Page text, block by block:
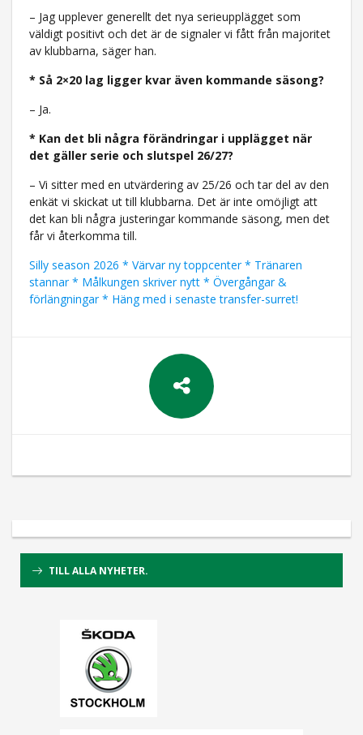
– Jag upplever generellt det nya serieupplägget som
väldigt positivt och det är de signaler vi fått från majoritet
av klubbarna, säger han.
* Så 2×20 lag ligger kvar även kommande säsong?
– Ja.
* Kan det bli några förändringar i upplägget när
det gäller serie och slutspel 26/27?
– Vi sitter med en utvärdering av 25/26 och tar del av den
enkät vi skickat ut till klubbarna. Det är inte omöjligt att
det kan bli några justeringar kommande säsong, men det
får vi återkomma till.
Silly season 2026 * Värvar ny toppcenter * Tränaren
stannar * Målkungen skriver nytt * Övergångar &
förlängningar * Häng med i senaste transfer-surret!
TILL ALLA NYHETER.